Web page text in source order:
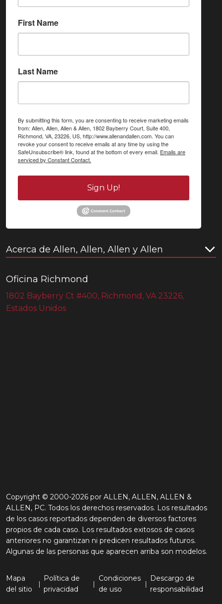
First Name
Last Name
By submitting this form, you are consenting to receive marketing emails
from: Allen, Allen, Allen & Allen, 1802 Bayberry Court, Suite 400,
Richmond, VA, 23226, US, http://www.allenandallen.com. You can
revoke your consent to receive emails at any time by using the
SafeUnsubscribe® link, found at the bottom of every email. Emails are
serviced by Constant Contact.
Sign Up!
Acerca de Allen, Allen, Allen y Allen
Oficina Richmond
1802 Bayberry Ct #400, Richmond, VA 23226,
Estados Unidos
Copyright © 2000-2026 por ALLEN, ALLEN, ALLEN &
ALLEN, PC. Todos los derechos reservados. Los resultados
de los casos reportados dependen de diversos factores
propios de cada caso. Los resultados exitosos de casos
anteriores no garantizan ni predicen resultados futuros.
Algunas de las personas que aparecen arriba son modelos.
Mapa
del sitio
Política de
privacidad
Condiciones
de uso
Descargo de
responsabilidad